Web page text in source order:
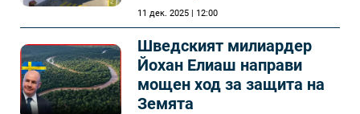
11 дек. 2025 | 12:00
Шведският милиардер
Йохан Елиаш направи
мощен ход за защита на
Земята